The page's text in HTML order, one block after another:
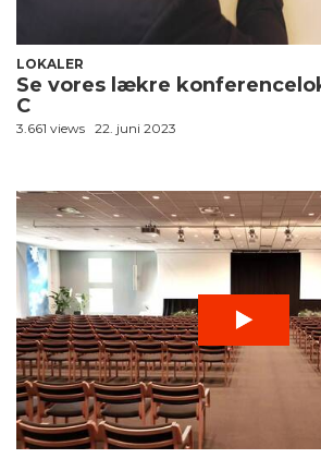
LOKALER
Se vores lækre
C
3.661 views 22. juni 2023